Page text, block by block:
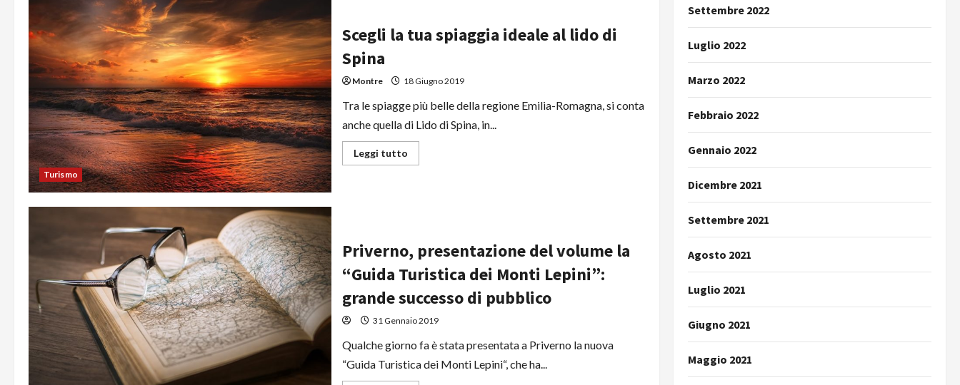
organizzare
Turismo
Scegli la tua spiaggia ideale al lido di
Spina
Montre 18 Giugno 2019
Tra le spiagge più belle della regione Emilia-Romagna, si conta
anche quella di Lido di Spina, in...
Leggi tuttoLeggi
di
lido
di
Spina
Priverno, presentazione del volume la
“Guida Turistica dei Monti Lepini”:
grande successo di pubblico
31 Gennaio 2019
Qualche giorno fa è stata presentata a Priverno la nuova
“Guida Turistica dei Monti Lepini“, che ha...
Settembre 2022
Luglio 2022
Marzo 2022
Febbraio 2022
Gennaio 2022
Dicembre 2021
Settembre 2021
Agosto 2021
Luglio 2021
Giugno 2021
Maggio 2021